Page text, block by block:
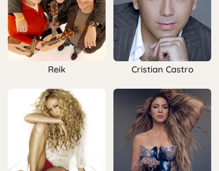
Reik Cristian Castro